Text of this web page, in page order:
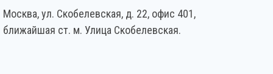
Москва, ул. Скобелевская, д. 22, офис 401,
ближайшая ст. м. Улица Скобелевская.